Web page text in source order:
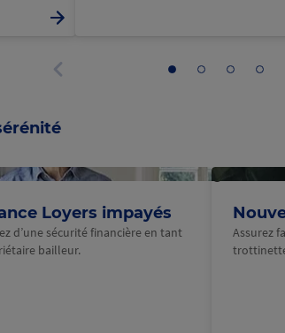
Aller Aller Aller Aller
Loyers impayés
d’une sécurité financière en tant
bailleur.
Assurez
@Macif